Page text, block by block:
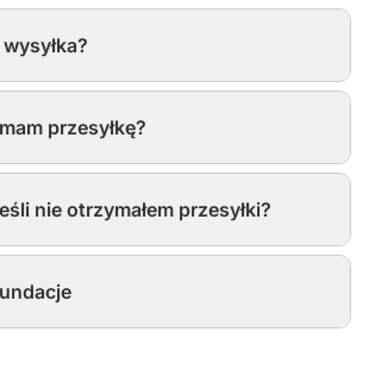
przesyłkę?
nie otrzymałem przesyłki?